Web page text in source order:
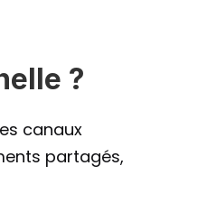
?
canaux
partagés,